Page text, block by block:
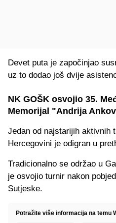
Devet puta je započinjao
uz to dodao još dvije
NK GOŠK osvojio 35.
Memorijal "Andrija
Jedan od najstarijih aktivnih
Hercegovini je odigran u
Tradicionalno se održao u
je osvojio turnir nakon
Sutjeske.
Potražite više informacija na temu